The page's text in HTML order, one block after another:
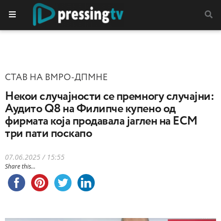
СТАВ НА ВМРО-ДПМНЕ
Некои случајности се премногу случајни:
Аудито Q8 на Филипче купено од
фирмата која продавала јаглен на ЕСМ
три пати поскапо
07.06.2025 / 15:55
Share this...